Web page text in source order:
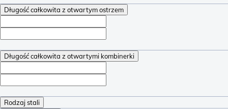
Długość całkowita z otwartym ostrzem
Długość całkowita z otwartymi kombinerki
Rodzaj stali